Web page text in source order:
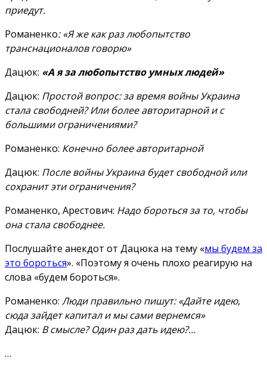
приедут.
Романенко: «Я же как раз любопытство
транснационалов говорю»
Дацюк: «А я за любопытство умных людей»
Дацюк: Простой вопрос: за время войны Украина
стала свободней? Или более авторитарной и с
большими ограничениями?
Романенко: Конечно более авторитарной
Дацюк: После войны Украина будет свободной или
сохранит эти ограничения?
Романенко, Арестович: Надо бороться за то, чтобы
она стала свободнее.
Послушайте анекдот от Дацюка на тему «мы будем за
это бороться». «Поэтому я очень плохо реагирую на
слова «будем бороться».
Романенко: Люди правильно пишут: «Дайте идею,
сюда зайдет капитал и мы сами вернемся»
Дацюк: В смысле? Один раз дать идею?…
…